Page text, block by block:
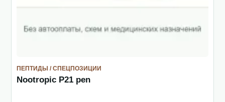
ПЕПТИДЫ / СПЕЦПОЗИЦИИ
Nootropic P21 pen